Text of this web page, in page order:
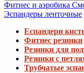
Фитнес и аэробика
Эспандеры ленточные
Еспандери
Фитнес резинки
Резинки для
Резинки с
Трубчатые